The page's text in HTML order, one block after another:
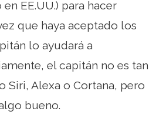
EE.UU.) para hacer
que haya aceptado los
lo ayudará a
el capitán no es tan
Siri, Alexa o Cortana, pero
bueno.